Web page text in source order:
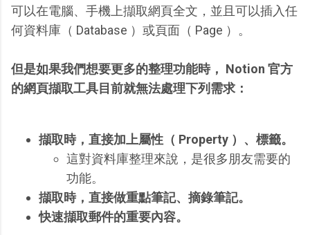
可以在電腦、手機上擷取網頁全文，並且可以插入任
何資料庫（ Database ）或頁面（ Page ）。
但是如果我們想要更多的整理功能時， Notion 官方
的網頁擷取工具目前就無法處理下列需求：
擷取時，直接加上屬性（ Property ）、標籤。
這對資料庫整理來說，是很多朋友需要的
功能。
擷取時，直接做重點筆記、摘錄筆記。
快速擷取郵件的重要內容。